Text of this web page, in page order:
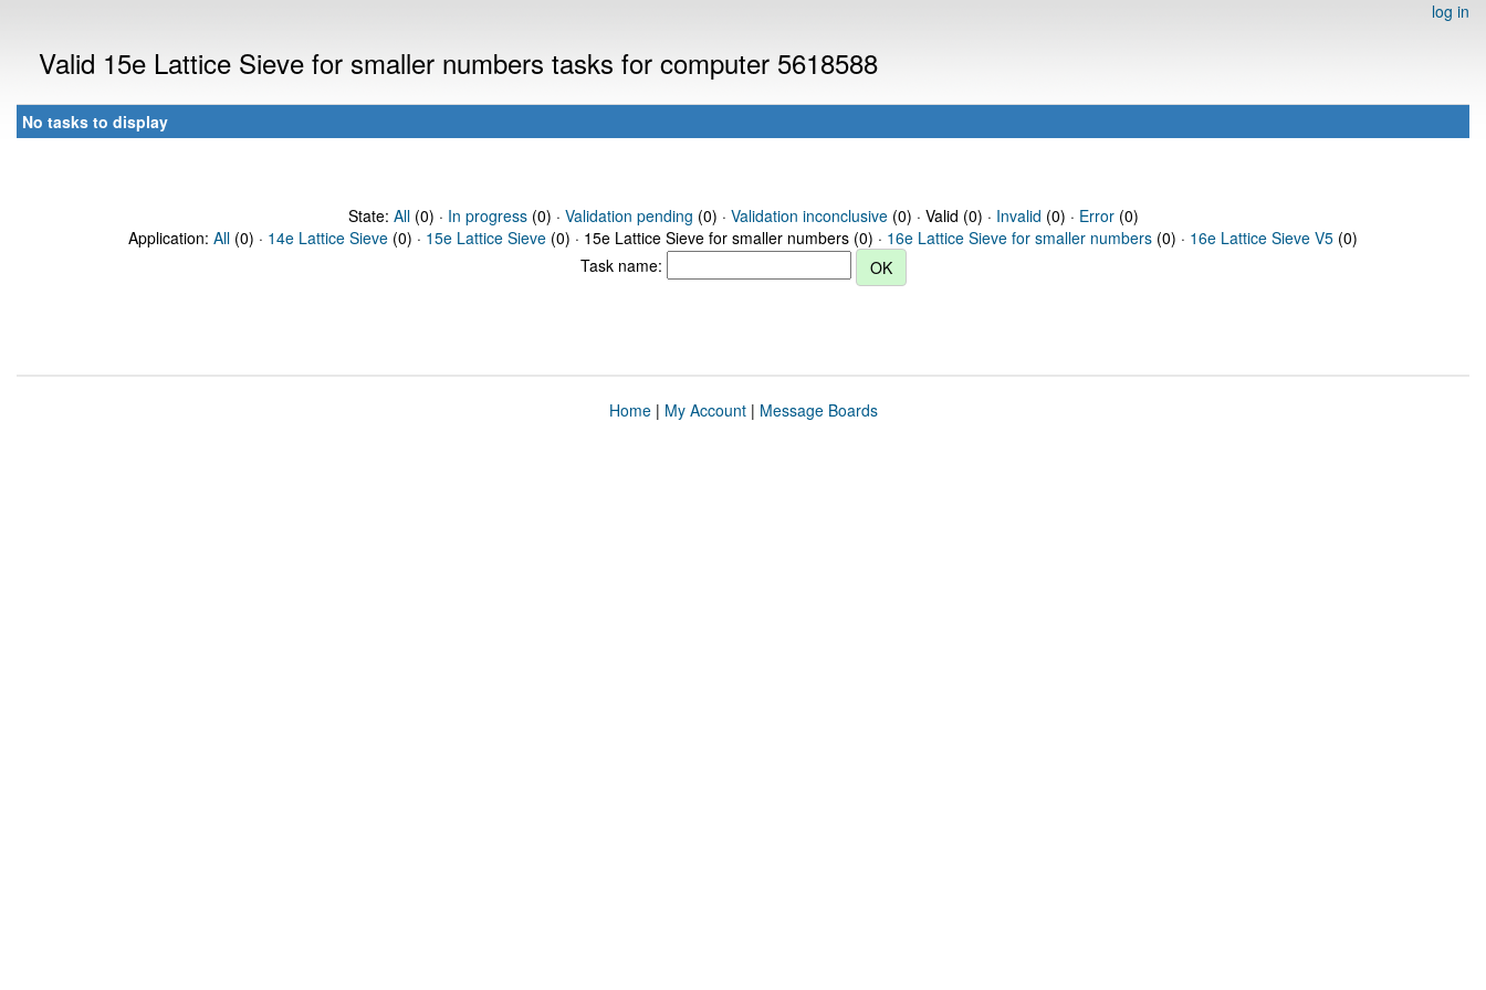
log in
Valid 15e Lattice Sieve for smaller numbers tasks for computer 5618588
No tasks to display
State: All(0) · In progress(0) · Validation pending (0) · Validation inconclusive(0) · Valid (0) · Invalid (0) · Error(0)
Application: All (0) · 14e Lattice Sieve (0) · 15e Lattice Sieve (0) · 15e Lattice Sieve for smaller numbers (0) · 16e Lattice Sieve for smaller numbers (0) · 16e Lattice Sieve V5 (0)
Task name:
Home| My Account| Message Boards